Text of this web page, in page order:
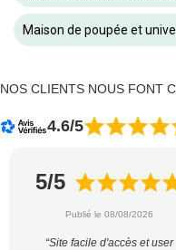
Maison de poupée et
NOS CLIENTS NOUS FONT
4.6/5
5/5
Publié le 08/08/2026
“Site facile d'accès et user